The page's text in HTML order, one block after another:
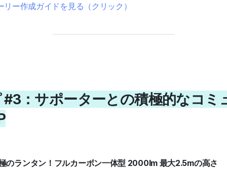
ー作成ガイドを見る（クリック）
#3：サポーターとの積極的なコミ
のランタン！フルカーボン一体型 2000lm 最大2.5mの高さ